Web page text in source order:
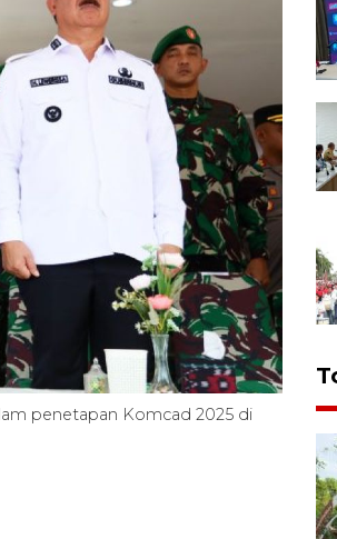
penetapan Komcad 2025 di